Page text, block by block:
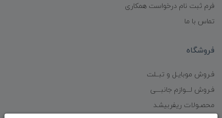
فرم ثبت نام درخواست همکاری
تماس با ما
فروشگاه
فـروش موبایـل و تبــلت
فـروش لـــوازم جانبـــی
محصـولات ریفربیشـد